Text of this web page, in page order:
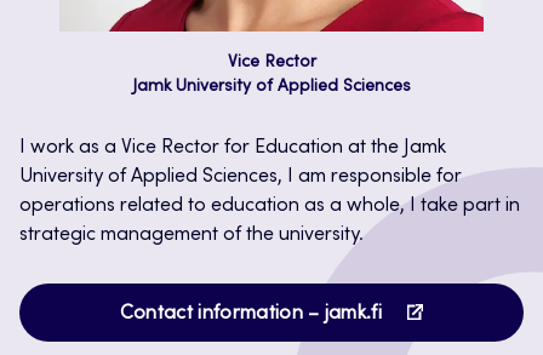
Vice Rector
Jamk University of Applied Sciences
I work as a Vice Rector for Education at the Jamk
University of Applied Sciences, I am responsible for
operations related to education as a whole, I take part in
strategic management of the university.
Contact information – jamk.fi
Opens
in